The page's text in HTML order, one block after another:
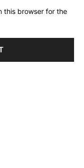
this browser for the